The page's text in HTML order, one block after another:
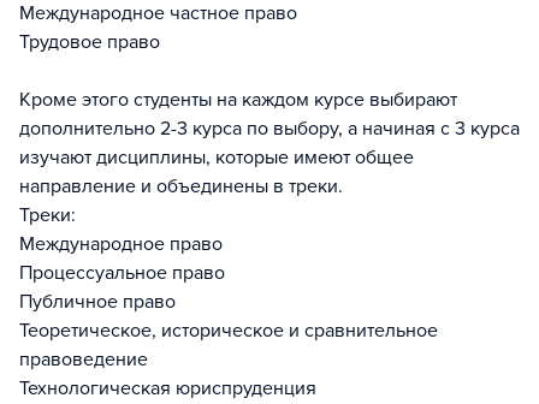
Международное частное право
Трудовое право
Кроме этого студенты на каждом курсе выбирают
дополнительно 2-3 курса по выбору, а начиная с 3 курса
изучают дисциплины, которые имеют общее
направление и объединены в треки.
Треки:
Международное право
Процессуальное право
Публичное право
Теоретическое, историческое и сравнительное
правоведение
Технологическая юриспруденция